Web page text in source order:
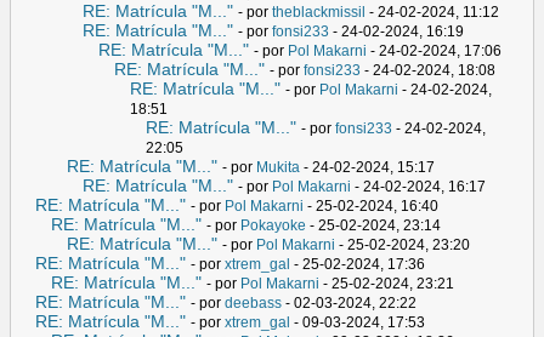
RE: Matrícula "M..." - por theblackmissil - 24-02-2024, 11:12
RE: Matrícula "M..." - por fonsi233 - 24-02-2024, 16:19
RE: Matrícula "M..." - por Pol Makarni - 24-02-2024, 17:06
RE: Matrícula "M..." - por fonsi233 - 24-02-2024, 18:08
RE: Matrícula "M..." - por Pol Makarni - 24-02-2024,
18:51
RE: Matrícula "M..." - por fonsi233 - 24-02-2024,
22:05
RE: Matrícula "M..." - por Mukita - 24-02-2024, 15:17
RE: Matrícula "M..." - por Pol Makarni - 24-02-2024, 16:17
RE: Matrícula "M..." - por Pol Makarni - 25-02-2024, 16:40
RE: Matrícula "M..." - por Pokayoke - 25-02-2024, 23:14
RE: Matrícula "M..." - por Pol Makarni - 25-02-2024, 23:20
RE: Matrícula "M..." - por xtrem_gal - 25-02-2024, 17:36
RE: Matrícula "M..." - por Pol Makarni - 25-02-2024, 23:21
RE: Matrícula "M..." - por deebass - 02-03-2024, 22:22
RE: Matrícula "M..." - por xtrem_gal - 09-03-2024, 17:53